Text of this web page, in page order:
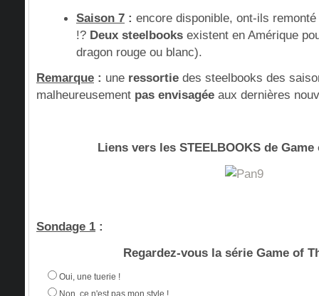
Saison 7 : encore disponible, ont-ils
!? Deux steelbooks existent en Amérique
dragon rouge ou blanc).
Remarque : une ressortie des steelbooks des
malheureusement pas envisagée aux dernières
Liens vers les STEELBOOKS de
Sondage 1 :
Regardez-vous la série Game of
Oui, une tuerie !
Non, ce n'est pas mon style !